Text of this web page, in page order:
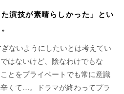
演技が素晴らしかった」とい
ないようにしたいとは考えてい
はないけど、陰なわけでもな
とをプライベートでも常に意識
くて…。ドラマが終わってプラ